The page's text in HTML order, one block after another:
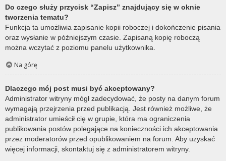
Do czego służy przycisk “Zapisz” znajdujący się w oknie
tworzenia tematu?
Funkcja ta umożliwia zapisanie kopii roboczej i dokończenie pisania
oraz wysłanie w późniejszym czasie. Zapisaną kopię roboczą
można wczytać z poziomu panelu użytkownika.
Na górę
Dlaczego mój post musi być akceptowany?
Administrator witryny mógł zadecydować, że posty na danym forum
wymagają przejrzenia przed publikacją. Jest również możliwe, że
administrator umieścił cię w grupie, która ma ograniczenia
publikowania postów polegające na konieczności ich akceptowania
przez moderatorów przed opublikowaniem na forum. Aby uzyskać
więcej informacji, skontaktuj się z administratorem witryny.